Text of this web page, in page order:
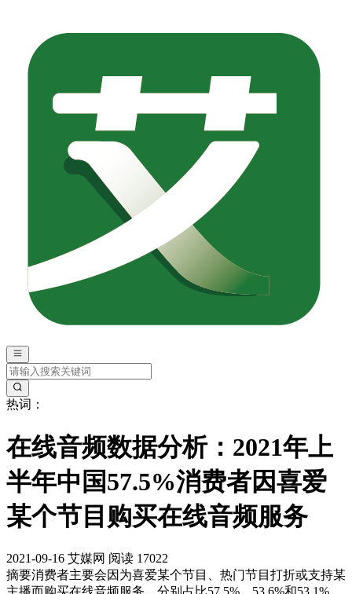
热词：
在线音频数据分析：2021年上
半年中国57.5%消费者因喜爱
某个节目购买在线音频服务
2021-09-16 艾媒网 阅读 17022
摘要消费者主要会因为喜爱某个节目、热门节目打折或支持某